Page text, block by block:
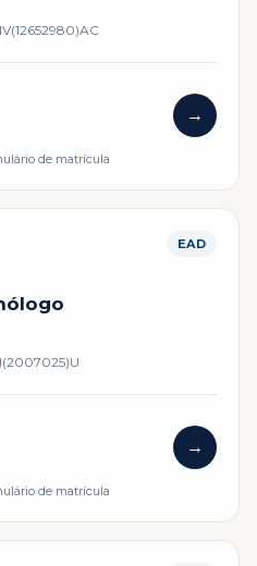
IV(12652980)AC
→
de matrícula
EAD
I(2007025)U
→
de matrícula